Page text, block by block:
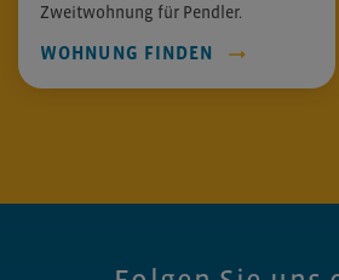
Zweitwohnung für Pendler.
WOHNUNG FINDEN